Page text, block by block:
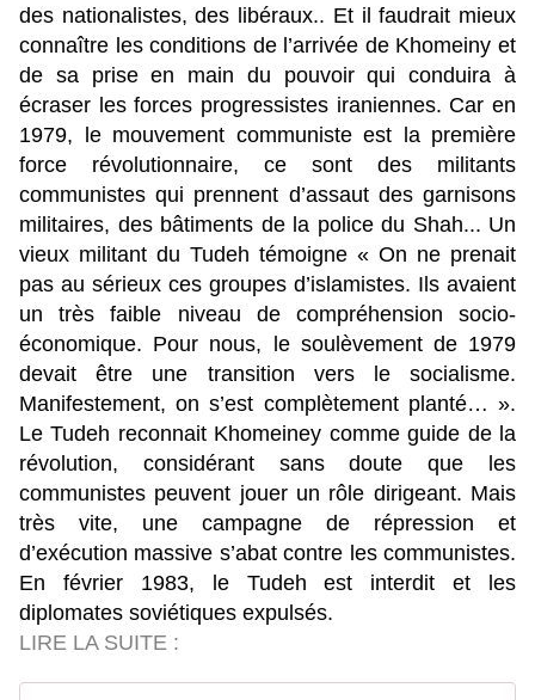
des nationalistes, des libéraux.. Et il faudrait mieux
connaître les conditions de l’arrivée de Khomeiny et
de sa prise en main du pouvoir qui conduira à
écraser les forces progressistes iraniennes. Car en
1979, le mouvement communiste est la première
force révolutionnaire, ce sont des militants
communistes qui prennent d’assaut des garnisons
militaires, des bâtiments de la police du Shah... Un
vieux militant du Tudeh témoigne « On ne prenait
pas au sérieux ces groupes d’islamistes. Ils avaient
un très faible niveau de compréhension socio-
économique. Pour nous, le soulèvement de 1979
devait être une transition vers le socialisme.
Manifestement, on s’est complètement planté… ».
Le Tudeh reconnait Khomeiney comme guide de la
révolution, considérant sans doute que les
communistes peuvent jouer un rôle dirigeant. Mais
très vite, une campagne de répression et
d’exécution massive s’abat contre les communistes.
En février 1983, le Tudeh est interdit et les
diplomates soviétiques expulsés.
LIRE LA SUITE :